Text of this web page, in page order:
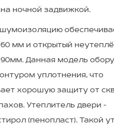
ночной задвижкой.
мм и открытый
Данная модель
уплотнения, что
хорошую защиту от
Утеплитель двери -
(пенопласт). Такой